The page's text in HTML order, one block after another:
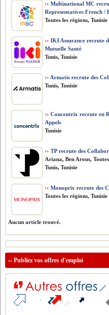
›› Multinational MC
Representatives French /
Toutes les régions, Tunisie
›› IKI Assurance recrute
Mutuelle Santé
Tunis, Tunisie
›› Armatis recrute des
Tunis, Tunisie
›› Concentrix recrute en
Appels
Tunisie
›› TP recrute des
Ariana, Ben Arous,
Tunis, Tunisie
›› Monoprix recrute des
Toutes les régions, Tunisie
Aucun article trouvé.
››Publiez vos offres d'emploi